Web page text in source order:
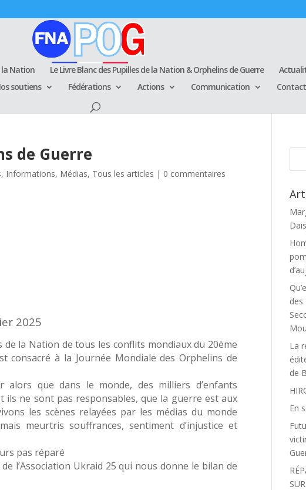
la Nation Le Livre Blanc des Pupilles de la Nation & Orphelins de Guerre
soutiens Fédérations Actions Communication Contact
de Guerre
, Informations, Médias, Tous les articles | 0 commentaires
2025
la Nation de tous les conflits mondiaux du 20ème
consacré à la Journée Mondiale des Orphelins de
que dans le monde, des milliers d’enfants
ne sont pas responsables, que la guerre est aux
les scènes relayées par les médias du monde
meurtris souffrances, sentiment d’injustice et
pas réparé
l’Association Ukraid 25 qui nous donne le bilan de
des
La
de
En